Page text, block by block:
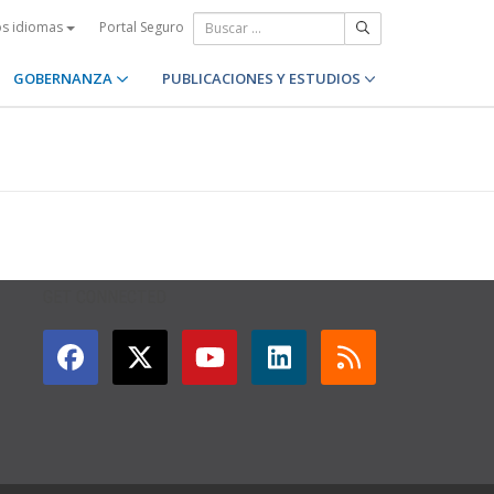
idiomas Portal Seguro
GOBERNANZA PUBLICACIONES Y ESTUDIOS